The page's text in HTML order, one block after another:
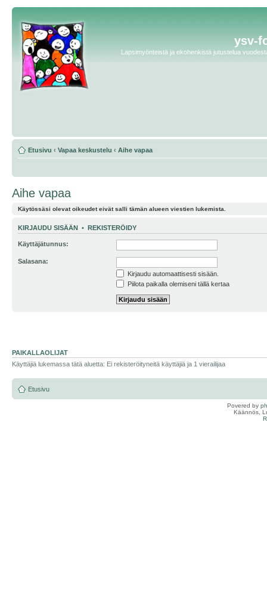
ysv-
Lapsimyönteistä ja ekohenkistä jutustelua
Etusivu ‹ Vapaa keskustelu ‹ Aihe vapaa
Aihe vapaa
Käytössäsi olevat oikeudet eivät salli tämän alueen viestien lukemista.
KIRJAUDU SISÄÄN • REKISTERÖIDY
Käyttäjätunnus:
Salasana:
Kirjaudu automaattisesti sisään.
Piilota paikalla olemiseni tällä kertaa
PAIKALLAOLIJAT
Käyttäjiä lukemassa tätä aluetta: Ei rekisteröityneitä käyttäjiä ja 1 vierailijaa
Etusivu
Povered by
Käännös,